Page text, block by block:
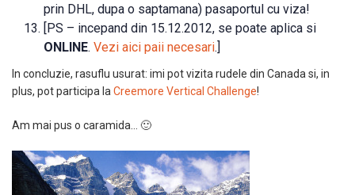
prin DHL, dupa o saptamana) pasaportul cu viza!
[PS – incepand din 15.12.2012, se poate aplica si
ONLINE. Vezi aici paii necesari.]
In concluzie, rasuflu usurat: imi pot vizita rudele din Canada si, in
plus, pot participa la Creemore Vertical Challenge!
Am mai pus o caramida… 🙂